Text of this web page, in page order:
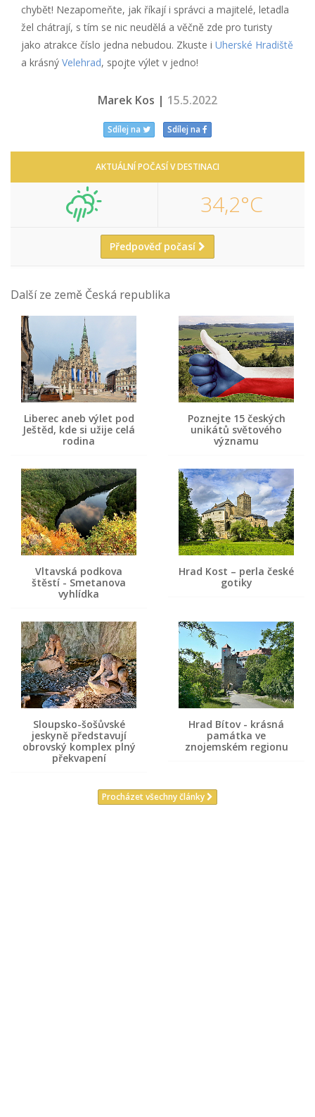
chybět! Nezapomeňte, jak říkají i správci a majitelé, letadla
žel chátrají, s tím se nic neudělá a věčně zde pro turisty
jako atrakce číslo jedna nebudou. Zkuste i Uherské Hradiště
a krásný Velehrad, spojte výlet v jedno!
Marek Kos | 15.5.2022
Sdílej na Sdílej na
AKTUÁLNÍ POČASÍ V DESTINACI
34,2°C
Předpověď počasí
Další ze země Česká republika
Liberec aneb výlet pod
Ještěd, kde si užije celá
rodina
Poznejte 15 českých
unikátů světového
významu
Vltavská podkova
štěstí - Smetanova
vyhlídka
Hrad Kost – perla české
gotiky
Sloupsko-šošůvské
jeskyně představují
obrovský komplex plný
překvapení
Hrad Bítov - krásná
památka ve
znojemském regionu
Procházet všechny články